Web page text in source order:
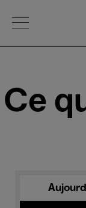
Open Menu
Ce